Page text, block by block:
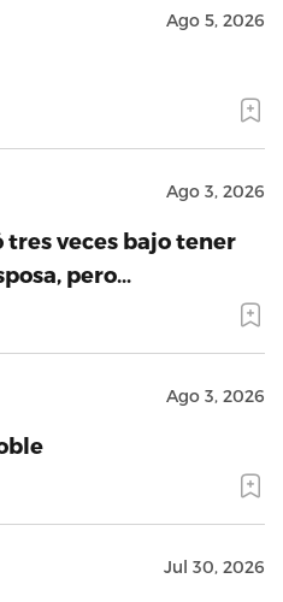
Ago 5, 2026
Ago 3, 2026
tres veces bajo tener
pero…
Ago 3, 2026
Jul 30, 2026